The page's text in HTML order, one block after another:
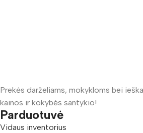
Prekės darželiams, mokykloms bei
kainos ir kokybės santykio!
Parduotuvė
Vidaus inventorius